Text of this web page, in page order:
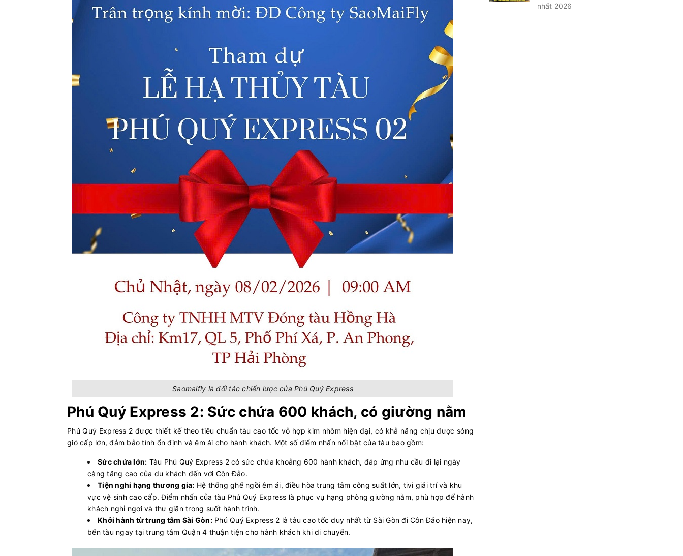
Saomaifly là đối tác chiến lược của Phú Quý Express
Phú Quý Express 2: Sức chứa 600 khách, có giường nằm
Phú Quý Express 2 được thiết kế theo tiêu chuẩn tàu cao tốc vỏ hợp kim nhôm hiện đại, có khả năng chịu được sóng
gió cấp lớn, đảm bảo tính ổn định và êm ái cho hành khách. Một số điểm nhấn nổi bật của tàu bao gồm:
Sức chứa lớn: Tàu Phú Quý Express 2 có sức chứa khoảng 600 hành khách, đáp ứng nhu cầu đi lại ngày
càng tăng cao của du khách đến với Côn Đảo.
Tiện nghi hạng thương gia: Hệ thống ghế ngồi êm ái, điều hòa trung tâm công suất lớn, tivi giải trí và khu
vực vệ sinh cao cấp. Điểm nhấn của tàu Phú Quý Express là phục vụ hạng phòng giường nằm, phù hợp để hành
khách nghỉ ngơi và thư giãn trong suốt hành trình.
Khởi hành từ trung tâm Sài Gòn:Phú Quý Express 2 là tàu cao tốc duy nhất từ Sài Gòn đi Côn Đảo hiện nay,
bến tàu ngay tại trung tâm Quận 4 thuận tiện cho hành khách khi di chuyển.
nhất 2026